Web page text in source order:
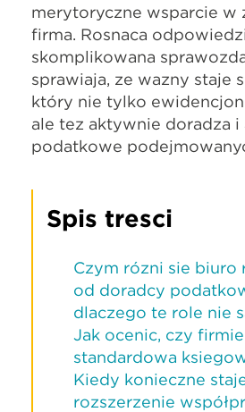
merytoryczne wsparcie w
firmą. Rosnąca
skomplikowana
sprawiają, że ważny staje
który nie tylko
ale też aktywnie doradza i
podatkowe
Spis treści
Czym różni się biuro
od doradcy
dlaczego te role nie
Jak ocenić, czy
standardowa
Kiedy konieczne
rozszerzenie